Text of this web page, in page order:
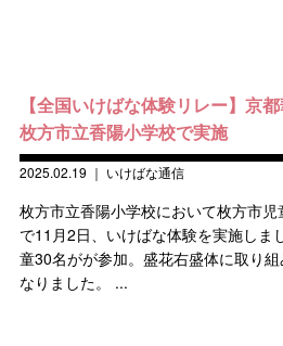
【全国いけばな体験リレー】
枚方市立香陽小学校で実施
2025.02.19 ｜ いけばな通信
枚方市立香陽小学校において枚方市
で11月2日、いけばな体験を実施しま
童30名がが参加。盛花右盛体に取り
なりました。 ...